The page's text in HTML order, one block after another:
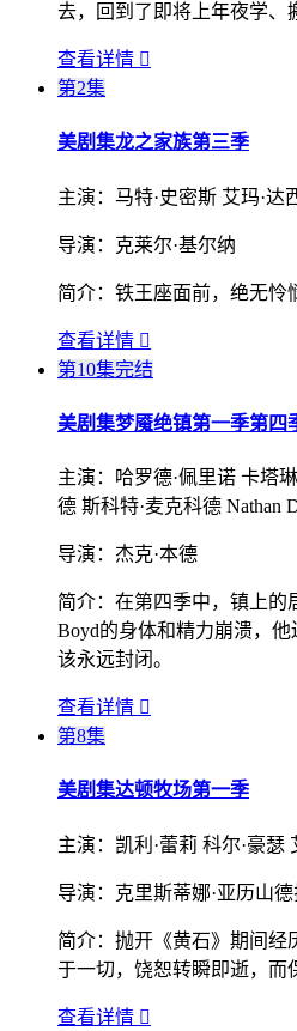
去，回到了即将上年夜学、
查看详情 
第2集
美剧集龙之家族第三季
主演： 马特·史密斯 艾玛·达
导演： 克莱尔·基尔纳
简介： 铁王座面前，绝无怜
查看详情 
第10集完结
美剧集梦魇绝镇第一季第四
主演： 哈罗德·佩里诺 卡塔
德 斯科特·麦克科德 Nathan
导演： 杰克·本德
简介： 在第四季中，镇上的
Boyd的身体和精力崩溃，
该永远封闭。
查看详情 
第8集
美剧集达顿牧场第一季
主演： 凯利·蕾莉 科尔·豪瑟
导演： 克里斯蒂娜·亚历山
简介： 抛开《黄石》期间经
于一切，饶恕转瞬即逝，而
查看详情 